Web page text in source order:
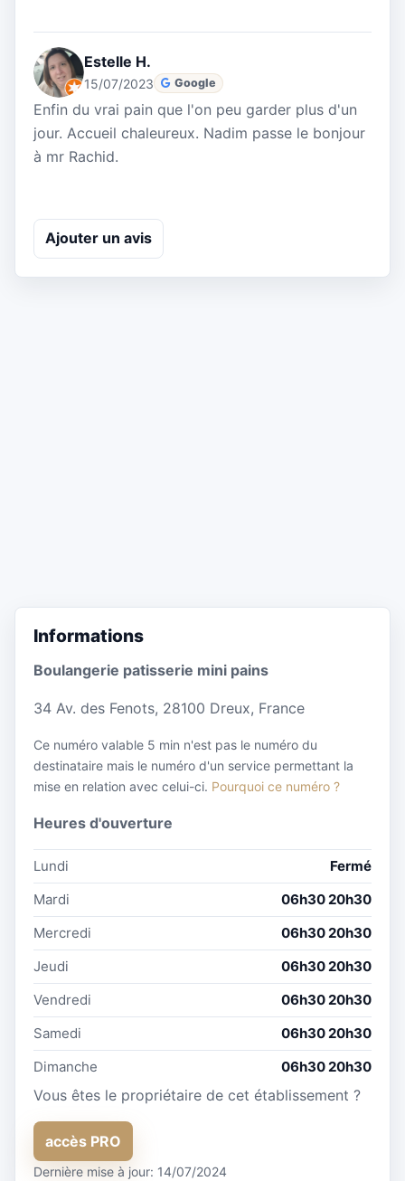
Estelle H.
15/07/2023 Google
Enfin du vrai pain que l'on peu garder plus d'un
jour. Accueil chaleureux. Nadim passe le bonjour
à mr Rachid.
Ajouter un avis
Informations
Boulangerie patisserie mini pains
34 Av. des Fenots, 28100 Dreux, France
Ce numéro valable 5 min n'est pas le numéro du
destinataire mais le numéro d'un service permettant la
mise en relation avec celui-ci. Pourquoi ce numéro ?
Heures d'ouverture
Lundi
Fermé
Mardi
06h30 20h30
Mercredi
06h30 20h30
Jeudi
06h30 20h30
Vendredi
06h30 20h30
Samedi
06h30 20h30
Dimanche
06h30 20h30
Vous êtes le propriétaire de cet établissement ?
accès PRO
Dernière mise à jour: 14/07/2024